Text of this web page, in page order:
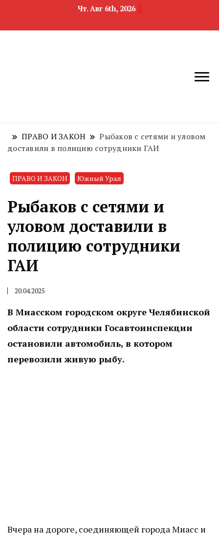
Чт. Авг 6th, 2026
область
ПРАВО И ЗАКОН
Рыбаков с сетями и уловом
доставили в полицию сотрудники ГАИ
ПРАВО И ЗАКОН Южный Урал
Рыбаков с сетями и
уловом доставили в
полицию сотрудники
ГАИ
20.04.2025
В Миасском городском округе Челябинской
области сотрудники Госавтоинспекции
остановили автомобиль, в котором
перевозили живую рыбу.
Вчера на дороге, соединяющей города Миасс и